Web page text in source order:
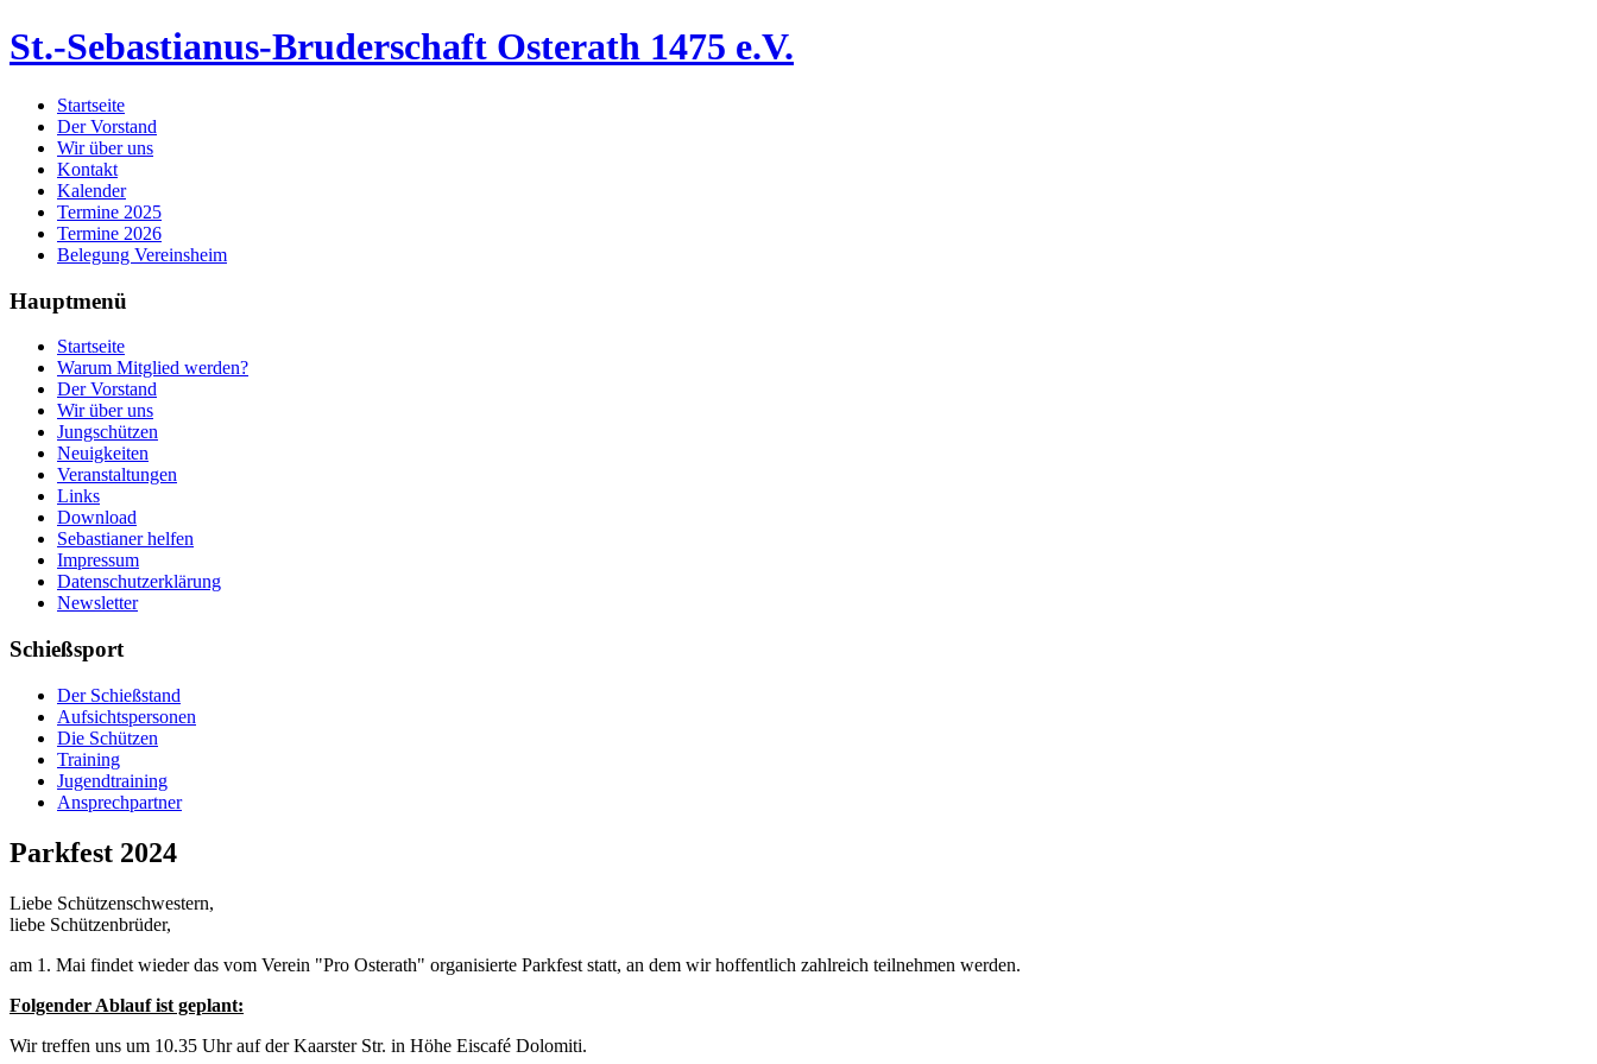
St.-Sebastianus-Bruderschaft Osterath 1475 e.V.
Startseite
Der Vorstand
Wir über uns
Kontakt
Kalender
Termine 2025
Termine 2026
Belegung Vereinsheim
Hauptmenü
Startseite
Warum Mitglied werden?
Der Vorstand
Wir über uns
Jungschützen
Neuigkeiten
Veranstaltungen
Links
Download
Sebastianer helfen
Impressum
Datenschutzerklärung
Newsletter
Schießsport
Der Schießstand
Aufsichtspersonen
Die Schützen
Training
Jugendtraining
Ansprechpartner
Parkfest 2024
Liebe Schützenschwestern,
liebe Schützenbrüder,
am 1. Mai findet wieder das vom Verein "Pro Osterath" organisierte Parkfest statt, an dem wir hoffentlich zahlreich teilnehmen werden.
Folgender Ablauf ist geplant:
Wir treffen uns um 10.35 Uhr auf der Kaarster Str. in Höhe Eiscafé Dolomiti.